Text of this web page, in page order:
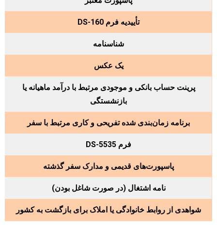
تأییدیه فرم DS-160
شناسنامه
یک عکس
پرینت حساب بانکی و موجودی مرتبط با درآمد ماهیانه یا
بازنشستگی
برنامه زمان‌بندی شده تفریحی و کاری مرتبط با سفر
فرم DS-5535
پاسپورت‌های قدیمی و مدارک سفر گذشته
نامه اشتغال (در صورت شاغل بودن)
شواهدی از روابط خانوادگی یا املاک برای بازگشت به کشور